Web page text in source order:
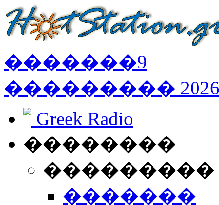
�������9
��������� 2026
Greek Radio
��������
�������